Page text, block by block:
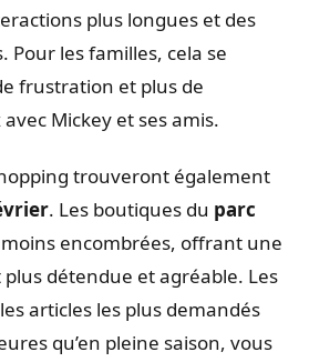
plus longues et des
Pour les familles, cela se
frustration et plus de
Mickey et ses amis.
trouveront également
. Les boutiques du parc
encombrées, offrant une
plus détendue et agréable. Les
articles les plus demandés
qu’en pleine saison, vous